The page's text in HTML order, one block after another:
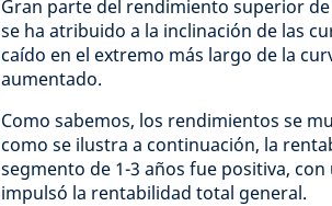
Gran parte del rendimiento superior
se ha atribuido a la inclinación de las
caído en el extremo más largo de la
aumentado.
Como sabemos, los rendimientos se
como se ilustra a continuación, la
segmento de 1-3 años fue positiva,
impulsó la rentabilidad total general.